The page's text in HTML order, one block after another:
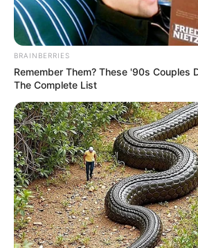
BRAINBERRIES
Remember Them? These '90s Couples
The Complete List